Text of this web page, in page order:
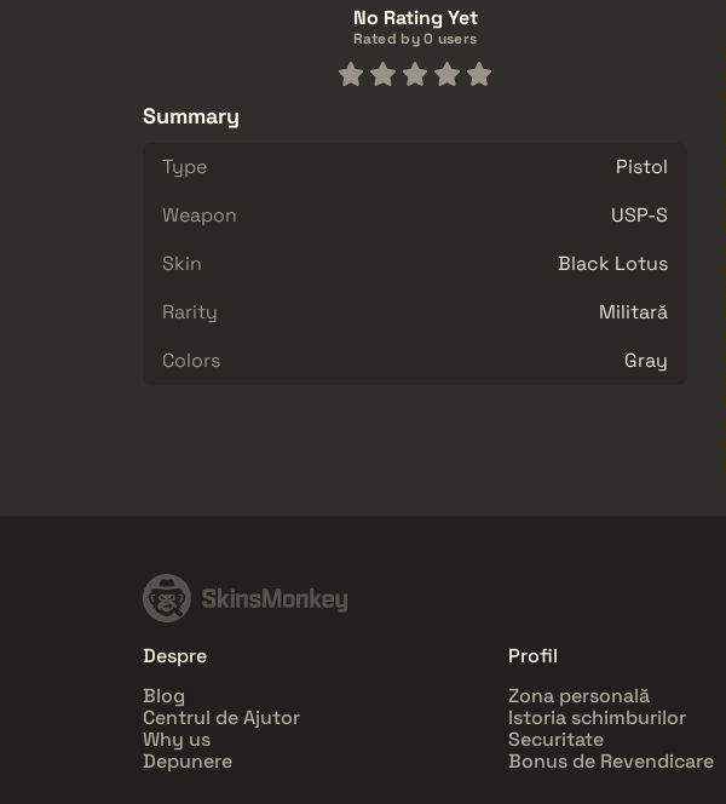
No Rating Yet
Rated by 0 users
Summary
Type
Pistol
Weapon
USP-S
Skin
Black Lotus
Rarity
Militară
Colors
Gray
Despre
Blog
Centrul de Ajutor
Why us
Depunere
Profil
Zona personală
Istoria schimburilor
Securitate
Bonus de Revendicare